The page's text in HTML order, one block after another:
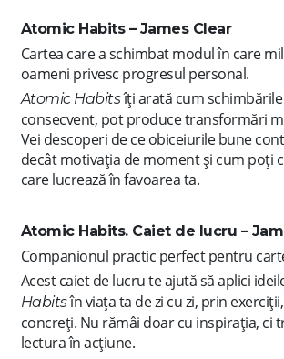
Atomic Habits – James Clear
Cartea care a schimbat modul în care
oameni privesc progresul personal.
Atomic Habitsîți arată cum
consecvent, pot produce transformări
Vei descoperi de ce obiceiurile bune
decât motivația de moment și cum poți
care lucrează în favoarea ta.
Atomic Habits. Caiet de lucru –
Companionul practic perfect pentru
Acest caiet de lucru te ajută să aplici
Habitsîn viața ta de zi cu zi, prin
concreți. Nu rămâi doar cu inspirația, ci
lectura în acțiune.